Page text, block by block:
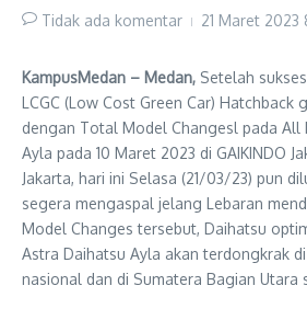
Tidak ada komentar 21 Maret 2023
KampusMedan – Medan, Setelah
LCGC (Low Cost Green Car) Hatchback
dengan Total Model Changesl pada All
Ayla pada 10 Maret 2023 di GAIKINDO
Jakarta, hari ini Selasa (21/03/23) pun
segera mengaspal jelang Lebaran
Model Changes tersebut, Daihatsu
Astra Daihatsu Ayla akan terdongkrak
nasional dan di Sumatera Bagian Utara